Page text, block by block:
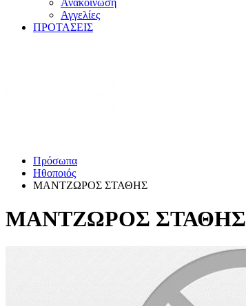
Αγγελίες
ΠΡΟΤΑΣΕΙΣ
Πρόσωπα
Ηθοποιός
ΜΑΝΤΖΩΡΟΣ ΣΤΑΘΗΣ
ΜΑΝΤΖΩΡΟΣ ΣΤΑΘΗΣ